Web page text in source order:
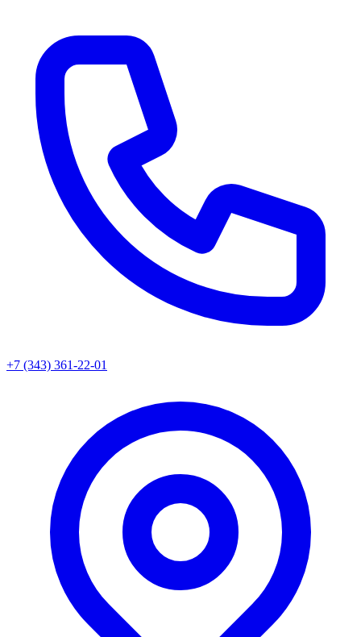
+7 (343) 361-22-01